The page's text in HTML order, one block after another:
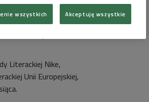
sile kobiecego
Foto: Jacek
Literackiej Nike,
Unii Europejskiej,
wszystkich Akceptuję wszystkie